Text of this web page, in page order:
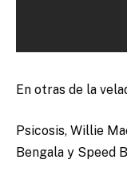
En otras de la
Psicosis, Willie
Bengala y Speed